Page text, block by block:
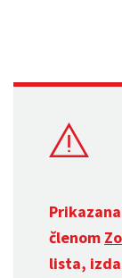
členom
lista,